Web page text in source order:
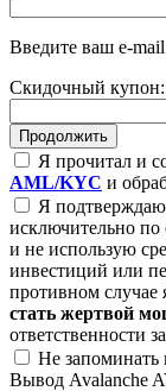
Введите ваш e-mail
Скидочный купон:
Я прочитал и
AML/KYC и
Я
исключительно по
и не использую
инвестиций или
противном случае
стать жертвой
ответственности
Не
Вывод Avalanche